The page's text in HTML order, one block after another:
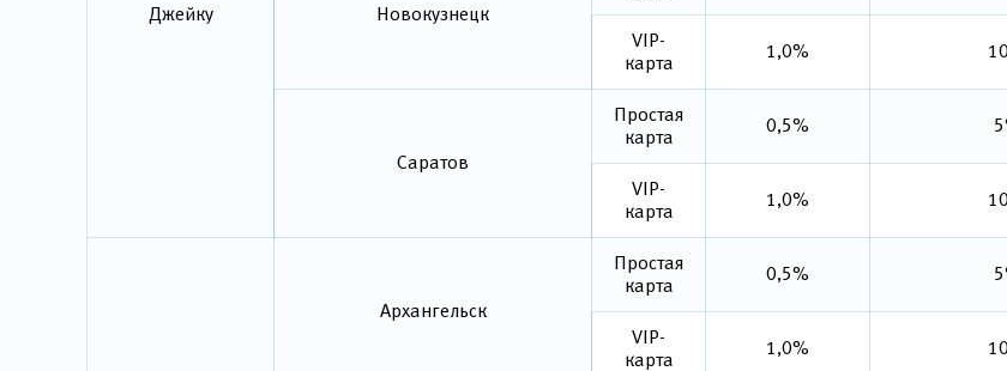
Джейку Новокузнецк
VIP-
карта
1,0%
Саратов
Простая
карта
0,5%
VIP-
карта
1,0%
Архангельск
Простая
карта
0,5%
VIP-
карта
1,0%